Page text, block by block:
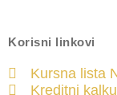
Korisni linkovi
Kursna lista
Kreditni